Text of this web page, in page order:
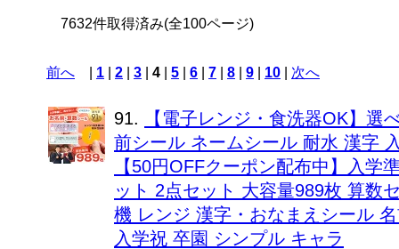
7632件取得済み(全100ページ)
前へ 1 2 3 4 5 6 7 8 9 10 次へ
91.
【電子レンジ・食洗器OK】選
前シール ネームシール 耐水 漢字
【50円OFFクーポン配布中】入学
ット 2点セット 大容量989枚 算数
機 レンジ 漢字・おなまえシール
入学祝 卒園 シンプル キャラ